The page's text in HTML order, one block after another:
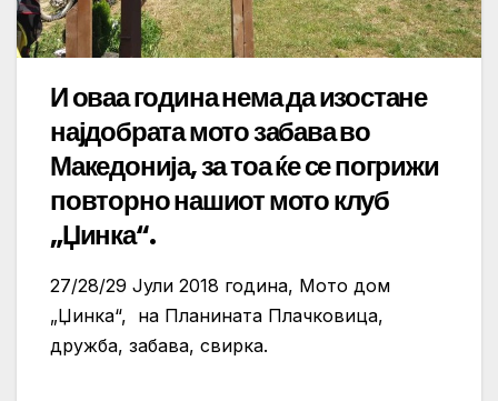
И оваа година нема да изостане
најдобрата мото забава во
Македонија, за тоа ќе се погрижи
повторно нашиот мото клуб
„Џинка“.
27/28/29 Јули 2018 година, Мото дом
„Џинка“, на Планината Плачковица,
дружба, забава, свирка.